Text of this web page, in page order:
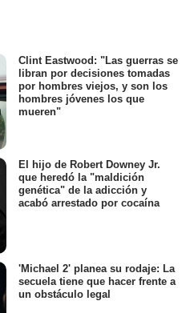
Clint Eastwood: "Las guerras se
libran por decisiones tomadas
por hombres viejos, y son los
hombres jóvenes los que
mueren"
El hijo de Robert Downey Jr.
que heredó la "maldición
genética" de la adicción y
acabó arrestado por cocaína
'Michael 2' planea su rodaje: La
secuela tiene que hacer frente a
un obstáculo legal